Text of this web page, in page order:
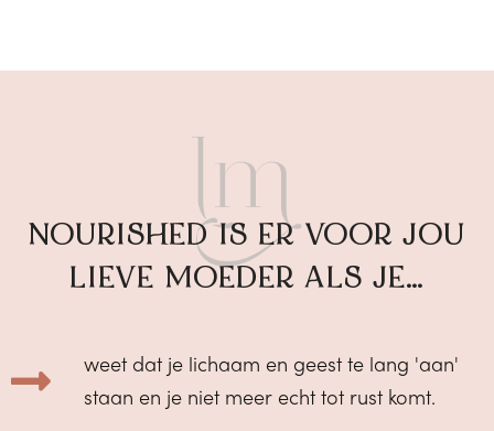
NOURISHED IS ER VOOR JOU
LIEVE MOEDER ALS JE…
weet dat je lichaam en geest te lang 'aan'
staan en je niet meer echt tot rust komt.